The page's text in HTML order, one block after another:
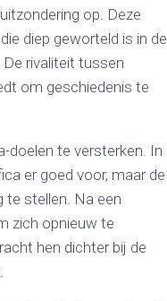
op. Deze
diep geworteld is in de
rivaliteit tussen
om geschiedenis te
doelen te versterken. In
er goed voor, maar de
te stellen. Na een
zich opnieuw te
hen dichter bij de